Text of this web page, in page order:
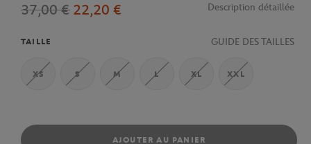
37,00 € 22,20 € Description détaillée
TAILLE GUIDE DES TAILLES
XS S M L XL XXL
AJOUTER AU PANIER